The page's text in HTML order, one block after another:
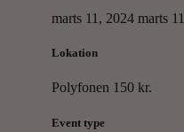
marts 11, 2024 marts
Lokation
Polyfonen 150 kr.
Event type